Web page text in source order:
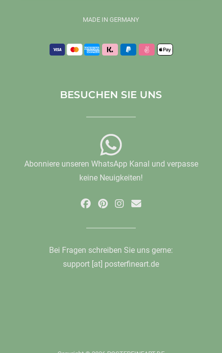
MADE IN GERMANY
BESUCHEN SIE UNS
Abonniere unseren WhatsApp Kanal und verpasse
keine Neuigkeiten!
Bei Fragen schreiben Sie uns gerne:
support [at] posterfineart.de